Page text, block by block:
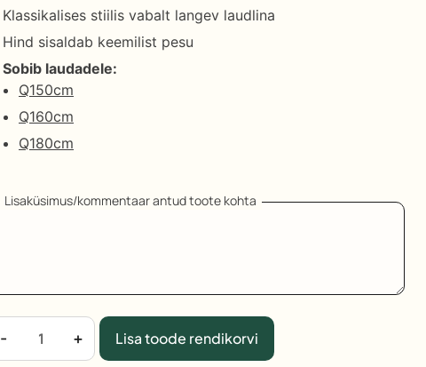
Klassikalises stiilis vabalt langev laudlina
Hind sisaldab keemilist pesu
Sobib laudadele:
Q150cm
Q160cm
Q180cm
Lisaküsimus/kommentaar antud toote kohta
-
Laudlina
Ø290
+ Lisa toode rendikorvi